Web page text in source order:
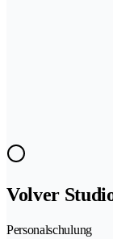
Volver
Personalschulung